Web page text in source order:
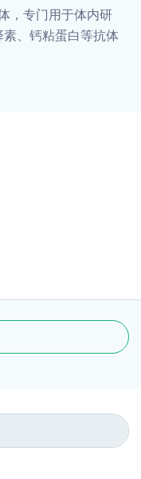
，专门用于体内研
、钙粘蛋白等抗体